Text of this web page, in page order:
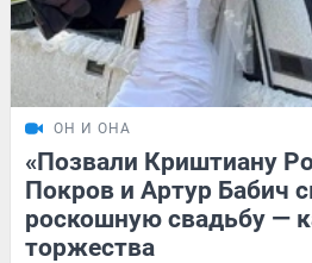
ОН И ОНА
«Позвали Криштиану
Покров и Артур Бабич
роскошную свадьбу —
торжества